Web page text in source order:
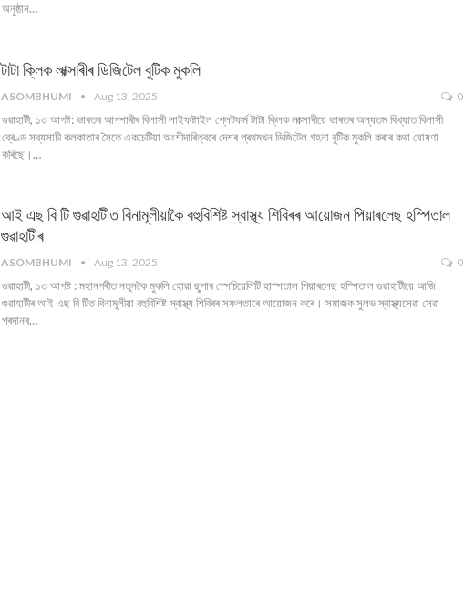
অনুষ্ঠান…
টাটা ক্লিক লাক্সাৰীৰ ডিজিটেল বুটিক মুকলি
ASOMBHUMI Aug 13, 2025 0
গুৱাহাটী, ১৩ আগষ্ট: ভাৰতৰ আগশাৰীৰ বিলাসী লাইফষ্টাইল প্লেটফৰ্ম টাটা ক্লিক লাক্সাৰীয়ে ভাৰতৰ অন্যতম বিখ্যাত বিলাসী
ব্ৰেণ্ড সব্যসাচী কলকাতাৰ সৈতে একচেটিয়া অংশীদাৰিত্বৰে দেশৰ প্ৰথমখন ডিজিটেল গহনা বুটিক মুকলি কৰাৰ কথা ঘোষণা
কৰিছে।…
আই এছ বি টি গুৱাহাটীত বিনামূলীয়াকৈ বহুবিশিষ্ট স্বাস্থ্য শিবিৰৰ আয়োজন পিয়াৰলেছ হস্পিতাল
গুৱাহাটীৰ
ASOMBHUMI Aug 13, 2025 0
গুৱাহাটী, ১৩ আগষ্ট : মহানগৰীত নতুনকৈ মুকলি হোৱা ছুপাৰ স্পেচিয়েলিটি হাস্পতাল পিয়াৰলেছ হস্পিতাল গুৱাহাটীয়ে আজি
গুৱাহাটীৰ আই এছ বি টিত বিনামূলীয়া বহুবিশিষ্ট স্বাস্থ্য শিবিৰৰ সফলতাৰে আয়োজন কৰে। সমাজক সুলভ স্বাস্থ্যসেৱা সেৱা
প্ৰদানৰ…